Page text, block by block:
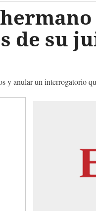
de su
y anular un interrogatorio